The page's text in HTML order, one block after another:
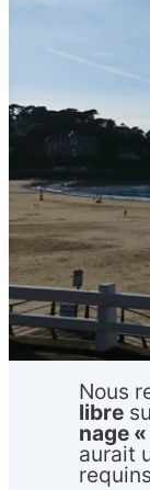
Nous
libre
nage
aurait